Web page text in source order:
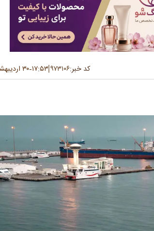
کد خبر:۹۷۳۱۰۶ ۱۷:۵۳-۳۰ اردیبهشت ۱۴۰۵